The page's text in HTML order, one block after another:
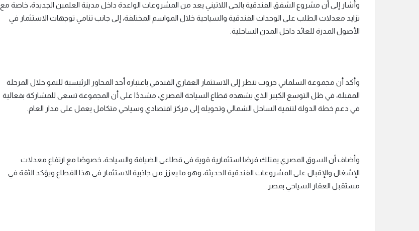
وأشار إلى أن مشروع الشقق الفندقية بالحى اللاتيني يعد من المشروعات الواعدة داخل مدينة العلمين الجديدة، خاصة مع
تزايد معدلات الطلب على الوحدات الفندقية والسياحية خلال المواسم المختلفة، إلى جانب تنامي توجهات الاستثمار في
الأصول المدرة للعائد داخل المدن الساحلية.
وأكد أن مجموعة السلماني جروب تنظر إلى الاستثمار العقاري الفندقي باعتباره أحد المحاور الرئيسية للنمو خلال المرحلة
المقبلة، في ظل التوسع الكبير الذي يشهده قطاع السياحة المصري، مشددًا على أن المجموعة تسعى للمشاركة بفعالية
في دعم خطة الدولة لتنمية الساحل الشمالي وتحويله إلى مركز اقتصادي وسياحي متكامل يعمل على مدار العام.
وأضاف أن السوق المصري يمتلك فرصًا استثمارية قوية في قطاعى الضيافة والسياحة، خصوصًا مع ارتفاع معدلات
الإشغال والإقبال على المشروعات الفندقية الحديثة، وهو ما يعزز من جاذبية الاستثمار في هذا القطاع ويؤكد الثقة في
مستقبل العقار السياحي بمصر.